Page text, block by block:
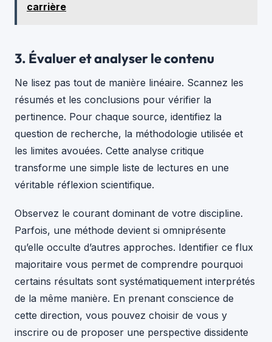
carrière
3. Évaluer et analyser le contenu
Ne lisez pas tout de manière linéaire. Scannez les
résumés et les conclusions pour vérifier la
pertinence. Pour chaque source, identifiez la
question de recherche, la méthodologie utilisée et
les limites avouées. Cette analyse critique
transforme une simple liste de lectures en une
véritable réflexion scientifique.
Observez le courant dominant de votre discipline.
Parfois, une méthode devient si omniprésente
qu’elle occulte d’autres approches. Identifier ce flux
majoritaire vous permet de comprendre pourquoi
certains résultats sont systématiquement interprétés
de la même manière. En prenant conscience de
cette direction, vous pouvez choisir de vous y
inscrire ou de proposer une perspective dissidente